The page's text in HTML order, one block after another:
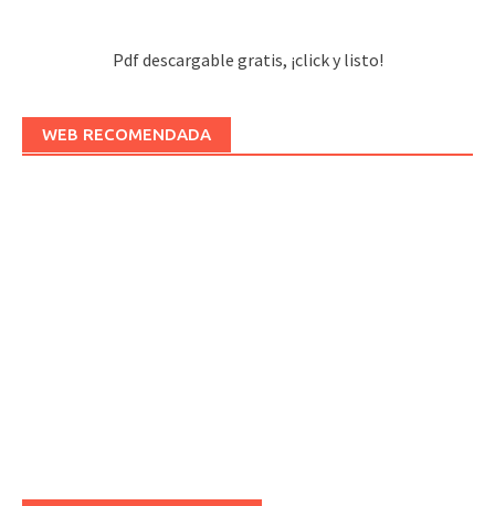
Pdf descargable gratis, ¡click y listo!
WEB RECOMENDADA